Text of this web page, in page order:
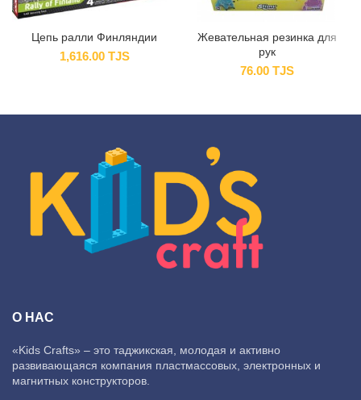
Цепь ралли Финляндии
1,616.00 TJS
Жевательная резинка для
рук
76.00 TJS
О НАС
«Kids Crafts» – это таджикская, молодая и активно
развивающаяся компания пластмассовых, электронных и
магнитных конструкторов.